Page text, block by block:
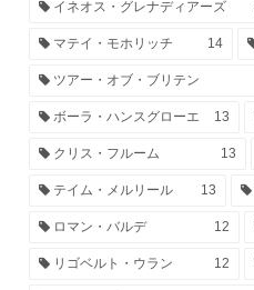
イネオス・グレナディアーズ
マテイ・モホリッチ 14
ツアー・オブ・ブリテン
ボーラ・ハンスグローエ 13
クリス・フルーム 13
テイム・メルリール 13
ロマン・バルデ 12
リゴベルト・ウラン 12